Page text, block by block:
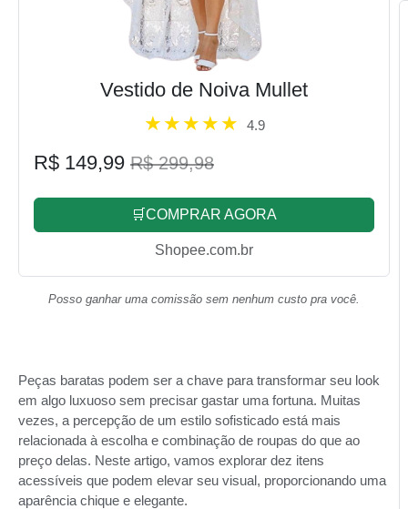
Vestido de Noiva Mullet
4.9
R$ 149,99 R$ 299,98
🛒COMPRAR AGORA
Shopee.com.br
Posso ganhar uma comissão sem nenhum custo pra você.
Peças baratas podem ser a chave para transformar seu look
em algo luxuoso sem precisar gastar uma fortuna. Muitas
vezes, a percepção de um estilo sofisticado está mais
relacionada à escolha e combinação de roupas do que ao
preço delas. Neste artigo, vamos explorar dez itens
acessíveis que podem elevar seu visual, proporcionando uma
aparência chique e elegante.